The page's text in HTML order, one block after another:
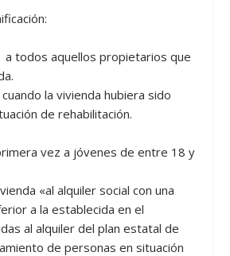
a todos aquellos propietarios que
cuando la vivienda hubiera sido
de rehabilitación.
vez a jóvenes de entre 18 y
«al alquiler social con una
a la establecida en el
al alquiler del plan estatal de
de personas en situación